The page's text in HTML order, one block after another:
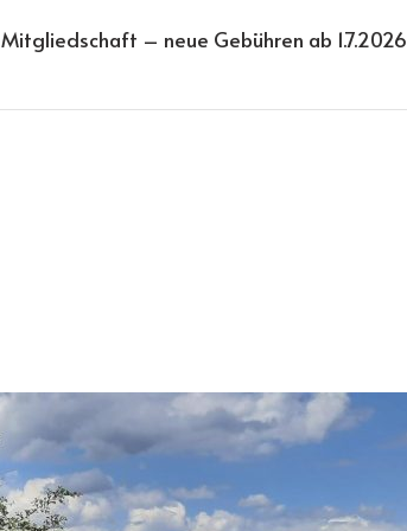
Mitgliedschaft – neue Gebühren ab 1.7.2026